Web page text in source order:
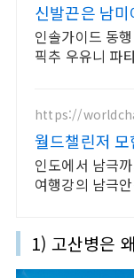
신발끈은 남
인솔가이드 동
픽추 우유니 파
https://
월드챌린저 모
인도에서 남극까지 남미여행
여행강의 남극
1) 고산병은